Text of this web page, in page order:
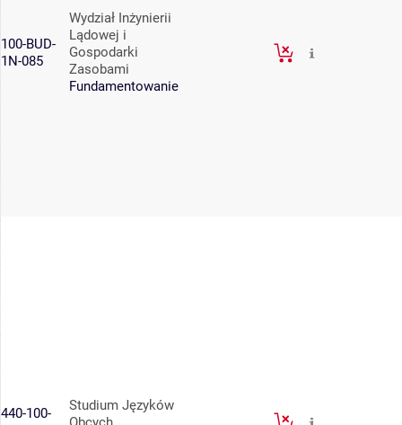
100-BUD-
1N-085
Wydział Inżynierii
Lądowej i
Gospodarki
Zasobami
Fundamentowanie
440-100-
Studium Języków